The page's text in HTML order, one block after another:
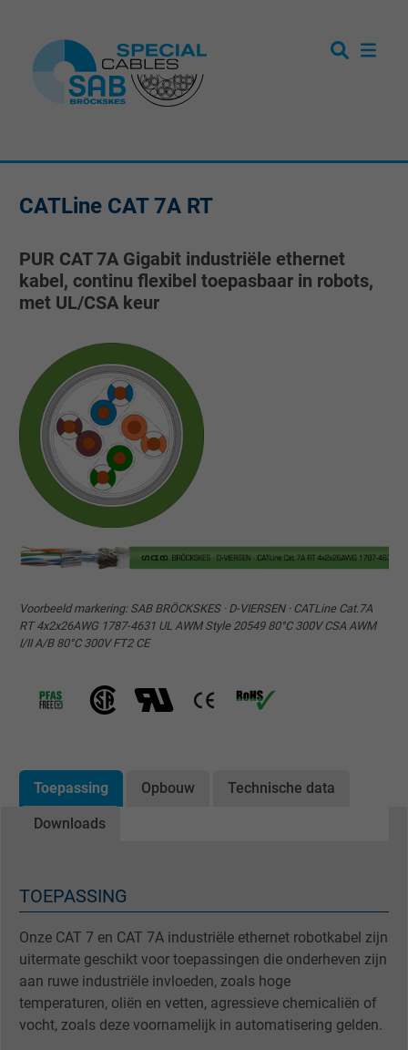
CATLine CAT 7A RT
PUR CAT 7A Gigabit industriële ethernet
kabel, continu flexibel toepasbaar in robots,
met UL/CSA keur
Voorbeeld markering: SAB BRÖCKSKES · D-VIERSEN · CATLine Cat.7A
RT 4x2x26AWG 1787-4631 UL AWM Style 20549 80°C 300V CSA AWM
I/II A/B 80°C 300V FT2 CE
Toepassing Opbouw Technische data
Downloads
TOEPASSING
Onze CAT 7 en CAT 7A industriële ethernet robotkabel zijn
uitermate geschikt voor toepassingen die onderheven zijn
aan ruwe industriële invloeden, zoals hoge
temperaturen, oliën en vetten, agressieve chemicaliën of
vocht, zoals deze voornamelijk in automatisering gelden.